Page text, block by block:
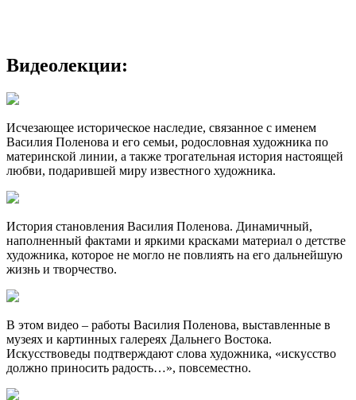
Видеолекции:
Исчезающее историческое наследие, связанное с именем
Василия Поленова и его семьи, родословная художника по
материнской линии, а также трогательная история настоящей
любви, подарившей миру известного художника.
История становления Василия Поленова. Динамичный,
наполненный фактами и яркими красками материал о детстве
художника, которое не могло не повлиять на его дальнейшую
жизнь и творчество.
В этом видео – работы Василия Поленова, выставленные в
музеях и картинных галереях Дальнего Востока.
Искусствоведы подтверждают слова художника, «искусство
должно приносить радость…», повсеместно.